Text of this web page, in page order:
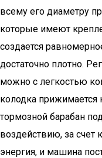
всему его диаметру
которые имеют
создается
достаточно плотно.
можно с легкостью
колодка прижимается
тормозной барабан
воздействию, за счет
энергия, и машина